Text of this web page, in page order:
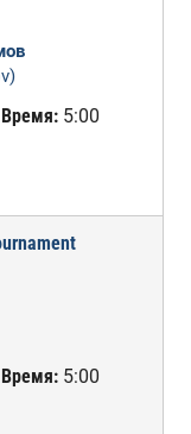
Время:5:00
Время:5:00